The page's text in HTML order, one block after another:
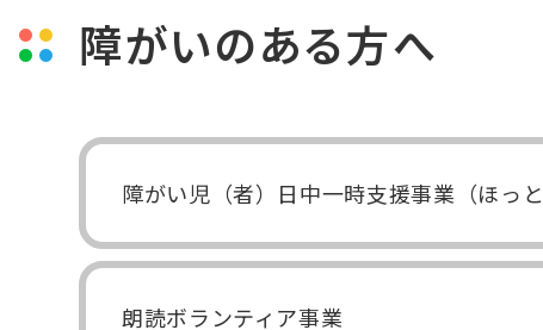
障がいのある方へ
障がい児（者）日中一時支援事業（ほっ
朗読ボランティア事業